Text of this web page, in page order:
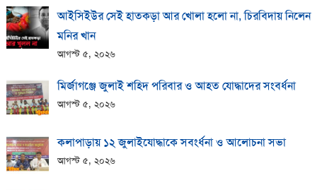
আইসিইউর সেই হাতকড়া আর খোলা হলো না, চিরবিদায় নিলেন
মনির খান
আগস্ট ৫, ২০২৬
মির্জাগঞ্জে জুলাই শহিদ পরিবার ও আহত যোদ্ধাদের সংবর্ধনা
আগস্ট ৫, ২০২৬
কলাপাড়ায় ১২ জুলাইযোদ্ধাকে সবংর্ধনা ও আলোচনা সভা
আগস্ট ৫, ২০২৬